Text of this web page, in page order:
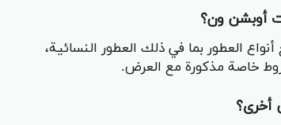
أوبشن ون؟
العطور بما في ذلك العطور النسائية،
خاصة مذكورة مع العرض.